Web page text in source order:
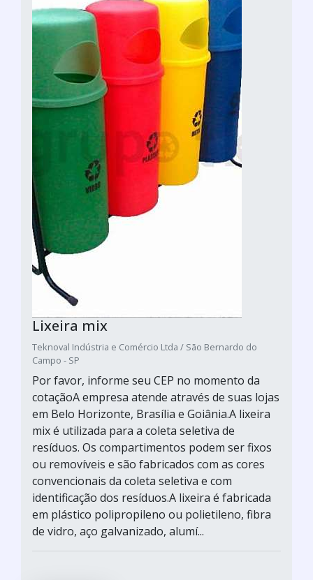
Lixeira mix
Teknoval Indústria e Comércio Ltda / São Bernardo do
Campo - SP
Por favor, informe seu CEP no momento da
cotaçãoA empresa atende através de suas lojas
em Belo Horizonte, Brasília e Goiânia.A lixeira
mix é utilizada para a coleta seletiva de
resíduos. Os compartimentos podem ser fixos
ou removíveis e são fabricados com as cores
convencionais da coleta seletiva e com
identificação dos resíduos.A lixeira é fabricada
em plástico polipropileno ou polietileno, fibra
de vidro, aço galvanizado, alumí...